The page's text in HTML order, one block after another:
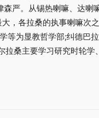
严。从锡热喇嘛、达喇
，各拉桑的执事喇嘛次
等为显教哲学部;纠德巴
桑主要学习研究时轮学